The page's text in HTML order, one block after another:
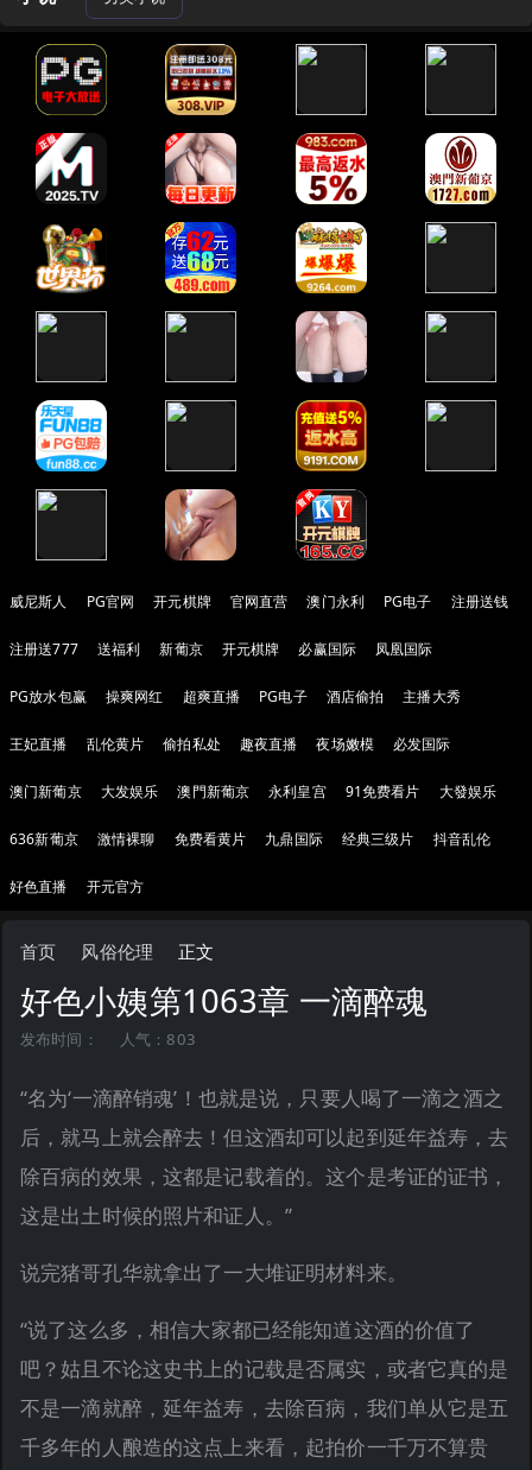
威尼斯人 PG官网 开元棋牌 官网直营 澳门永利 PG电子 注册送钱
注册送777 送福利 新葡京 开元棋牌 必赢国际 凤凰国际
PG放水包赢 操爽网红 超爽直播 PG电子 酒店偷拍 主播大秀
王妃直播 乱伦黄片 偷拍私处 趣夜直播 夜场嫩模 必发国际
澳门新葡京 大发娱乐 澳門新葡京 永利皇宫 91免费看片 大發娱乐
636新葡京 激情裸聊 免费看黄片 九鼎国际 经典三级片 抖音乱伦
好色直播 开元官方
首页 风俗伦理 正文
好色小姨第1063章 一滴醉魂
发布时间： 人气：803
“名为‘一滴醉销魂’！也就是说，只要人喝了一滴之酒之
后，就马上就会醉去！但这酒却可以起到延年益寿，去
除百病的效果，这都是记载着的。这个是考证的证书，
这是出土时候的照片和证人。”
说完猪哥孔华就拿出了一大堆证明材料来。
“说了这么多，相信大家都已经能知道这酒的价值了
吧？姑且不论这史书上的记载是否属实，或者它真的是
不是一滴就醉，延年益寿，去除百病，我们单从它是五
千多年的人酿造的这点上来看，起拍价一千万不算贵